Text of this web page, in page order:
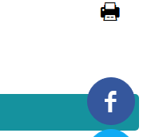
